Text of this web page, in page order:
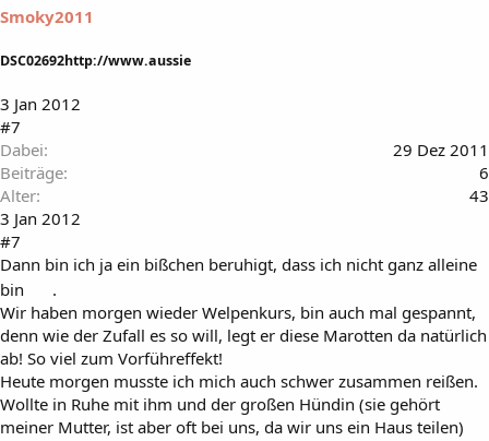
Smoky2011
DSC02692http://www.aussie
3 Jan 2012
#7
Dabei
29 Dez 2011
Beiträge
6
Alter
43
3 Jan 2012
#7
Dann bin ich ja ein bißchen beruhigt, dass ich nicht ganz alleine
bin
.
Wir haben morgen wieder Welpenkurs, bin auch mal gespannt,
denn wie der Zufall es so will, legt er diese Marotten da natürlich
ab! So viel zum Vorführeffekt!
Heute morgen musste ich mich auch schwer zusammen reißen.
Wollte in Ruhe mit ihm und der großen Hündin (sie gehört
meiner Mutter, ist aber oft bei uns, da wir uns ein Haus teilen)